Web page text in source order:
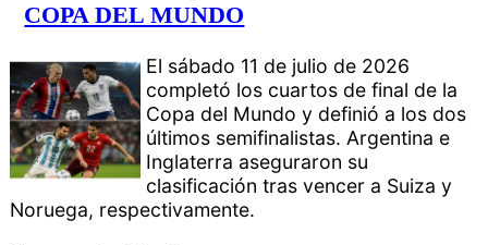
COPA DEL MUNDO
El sábado 11 de julio de 2026
completó los cuartos de final de la
Copa del Mundo y definió a los dos
últimos semifinalistas. Argentina e
Inglaterra aseguraron su
clasificación tras vencer a Suiza y
Noruega, respectivamente.